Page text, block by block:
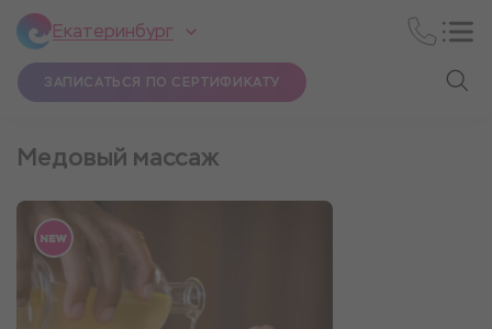
Екатеринбург
ЗАПИСАТЬСЯ ПО СЕРТИФИКАТУ
Медовый массаж